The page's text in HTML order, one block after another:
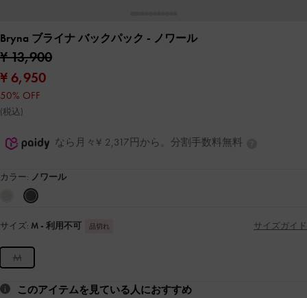
Bryna ブライナ バックパック - ノワール
¥ 13,900
¥ 6,950
50% OFF
(税込)
なら月々¥ 2,317円から。分割手数料無料
カラー: ノワール
サイズ: M - 利用不可 品切れ サイズガイド
M
このアイテムを見ている人におすすめ